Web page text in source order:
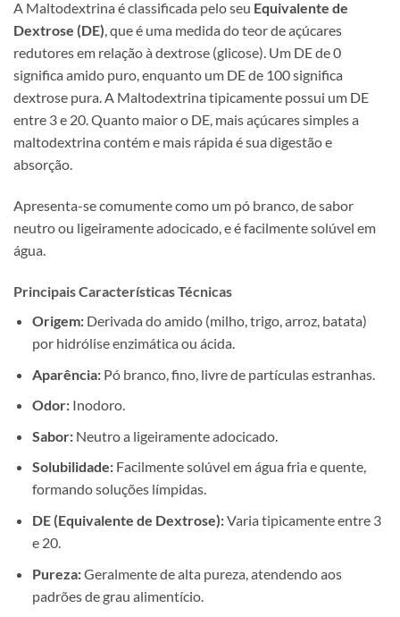
A Maltodextrina é classificada pelo seu Equivalente de
Dextrose (DE), que é uma medida do teor de açúcares
redutores em relação à dextrose (glicose). Um DE de 0
significa amido puro, enquanto um DE de 100 significa
dextrose pura. A Maltodextrina tipicamente possui um DE
entre 3 e 20. Quanto maior o DE, mais açúcares simples a
maltodextrina contém e mais rápida é sua digestão e
absorção.
Apresenta-se comumente como um pó branco, de sabor
neutro ou ligeiramente adocicado, e é facilmente solúvel em
água.
Principais Características Técnicas
Origem:Derivada do amido (milho, trigo, arroz, batata)
por hidrólise enzimática ou ácida.
Aparência:Pó branco, fino, livre de partículas estranhas.
Odor:Inodoro.
Sabor:Neutro a ligeiramente adocicado.
Solubilidade:Facilmente solúvel em água fria e quente,
formando soluções límpidas.
DE (Equivalente de Dextrose):Varia tipicamente entre 3
e 20.
Pureza:Geralmente de alta pureza, atendendo aos
padrões de grau alimentício.